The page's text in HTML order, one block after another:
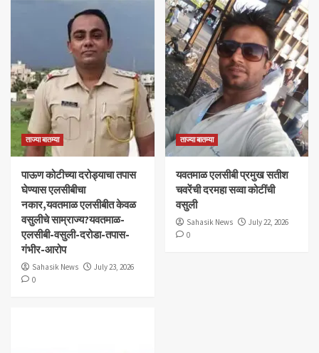
ताज्या बातम्या
पाऊण कोटीच्या दरोड्याचा तपास
घेण्यास एलसीबीचा
नकार,यवतमाळ एलसीबीत केवळ
वसुलीचे साम्राज्य?यवतमाळ-
एलसीबी-वसुली-दरोडा-तपास-
गंभीर-आरोप
Sahasik News
July 23, 2026
0
ताज्या बातम्या
यवतमाळ एलसीबी प्रमुख सतीश
चवरेंची दरमहा सव्वा कोटींची
वसुली
Sahasik News
July 22, 2026
0